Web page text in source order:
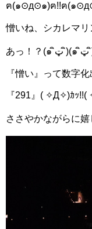
ฅ(๑⊙д⊙๑)ฅ!!ฅ(๑
憎いね、シカレマ
『憎い』って数字
『291』( ✧Д✧)ｶｯ
ささやかながらに